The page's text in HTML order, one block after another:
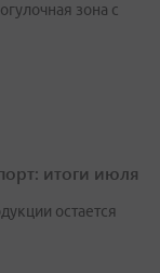
зона с
итоги июля
остается